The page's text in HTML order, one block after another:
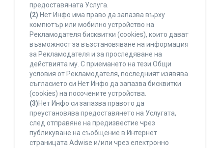
предоставяната Услуга.
(2) Нет Инфо има право да запазва върху
компютър или мобилно устройство на
Рекламодателя бисквитки (cookies), които дават
възможност за възстановяване на информация
за Рекламодателя и за проследяване на
действията му. С приемането на тези Общи
условия от Рекламодателя, последният изявява
съгласието си Нет Инфо да запазва бисквитки
(cookies) на посочените устройства.
(3)Нет Инфо си запазва правото да
преустановява предоставянето на Услугата,
след отправяне на предизвестие чрез
публикуване на съобщение в Интернет
страницата Adwise и/или чрез електронно